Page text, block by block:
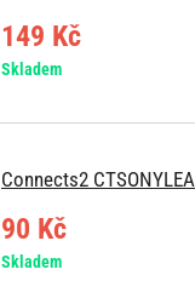
149 Kč
Skladem
Connects2
90 Kč
Skladem